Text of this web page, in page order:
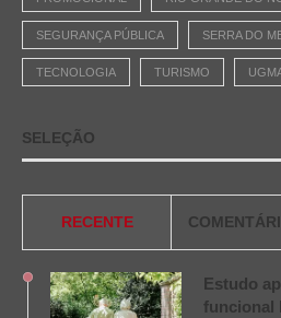
SEGURANÇA PÚBLICA SERRA DO
TECNOLOGIA TURISMO
SELEÇÃO
RECENTE
Estudo
funcional